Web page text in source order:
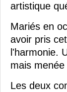
artistique
Mariés en
avoir pris
l'harmonie.
mais
Les deux